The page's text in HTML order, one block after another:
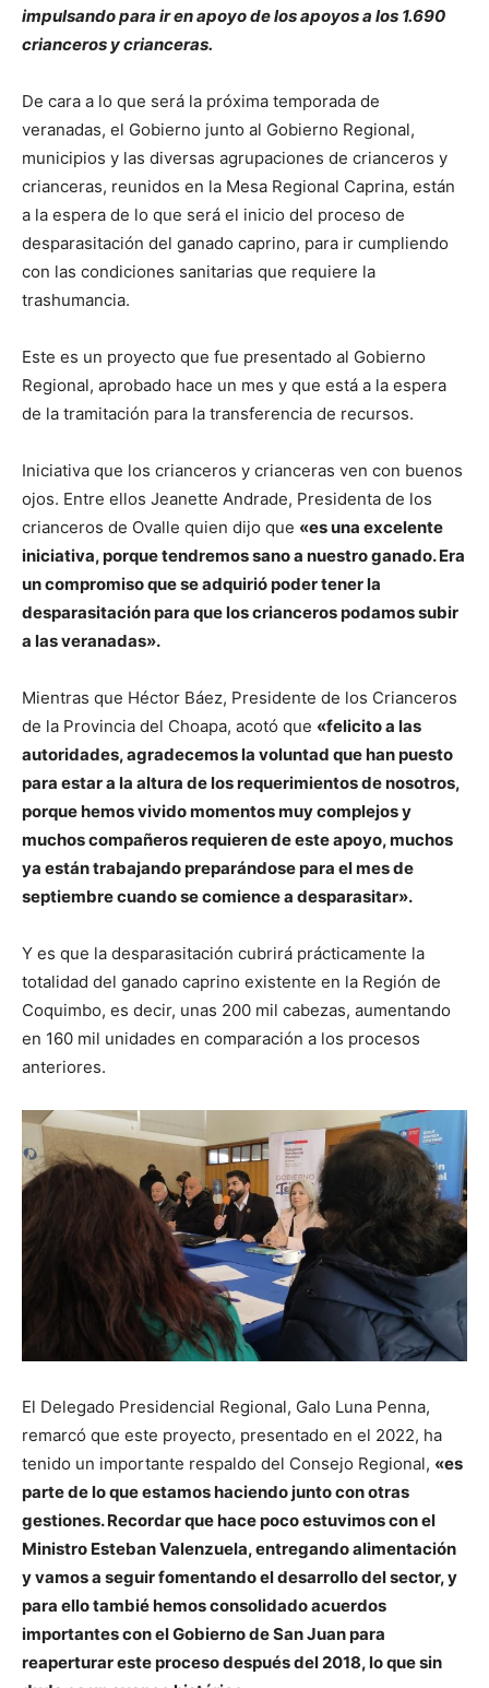
impulsando para ir en apoyo de los apoyos a los 1.690
crianceros y crianceras.
De cara a lo que será la próxima temporada de
veranadas, el Gobierno junto al Gobierno Regional,
municipios y las diversas agrupaciones de crianceros y
crianceras, reunidos en la Mesa Regional Caprina, están
a la espera de lo que será el inicio del proceso de
desparasitación del ganado caprino, para ir cumpliendo
con las condiciones sanitarias que requiere la
trashumancia.
Este es un proyecto que fue presentado al Gobierno
Regional, aprobado hace un mes y que está a la espera
de la tramitación para la transferencia de recursos.
Iniciativa que los crianceros y crianceras ven con buenos
ojos. Entre ellos Jeanette Andrade, Presidenta de los
crianceros de Ovalle quien dijo que «es una excelente
iniciativa, porque tendremos sano a nuestro ganado. Era
un compromiso que se adquirió poder tener la
desparasitación para que los crianceros podamos subir
a las veranadas».
Mientras que Héctor Báez, Presidente de los Crianceros
de la Provincia del Choapa, acotó que «felicito a las
autoridades, agradecemos la voluntad que han puesto
para estar a la altura de los requerimientos de nosotros,
porque hemos vivido momentos muy complejos y
muchos compañeros requieren de este apoyo, muchos
ya están trabajando preparándose para el mes de
septiembre cuando se comience a desparasitar».
Y es que la desparasitación cubrirá prácticamente la
totalidad del ganado caprino existente en la Región de
Coquimbo, es decir, unas 200 mil cabezas, aumentando
en 160 mil unidades en comparación a los procesos
anteriores.
El Delegado Presidencial Regional, Galo Luna Penna,
remarcó que este proyecto, presentado en el 2022, ha
tenido un importante respaldo del Consejo Regional, «es
parte de lo que estamos haciendo junto con otras
gestiones. Recordar que hace poco estuvimos con el
Ministro Esteban Valenzuela, entregando alimentación
y vamos a seguir fomentando el desarrollo del sector, y
para ello tambié hemos consolidado acuerdos
importantes con el Gobierno de San Juan para
reaperturar este proceso después del 2018, lo que sin